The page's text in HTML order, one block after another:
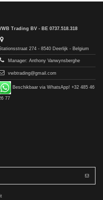
Trading BV - BE 0737.518.318
274 - 8540 Deerlijk - Belgium
Manager: Anthony Vanwynsberghe
vwbtrading@gmail.com
Beschikbaar via WhatsApp! +32 485 46
77